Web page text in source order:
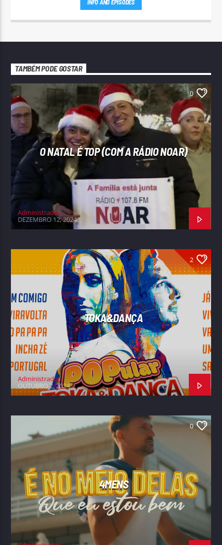
INFO AND EPISODES
TAMBÉM PODE GOSTAR
0
O NATAL É TOP (COM A RÁDIO NOAR)
Administrador
DEZEMBRO 12, 2024
2
TOKA&DANÇA
Administrador
OUTUBRO 2, 2024
0
4MENS